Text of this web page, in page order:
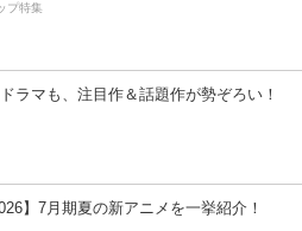
プ特集
ラマも、注目作＆話題作が勢ぞろい！
】7月期夏の新アニメを一挙紹介！